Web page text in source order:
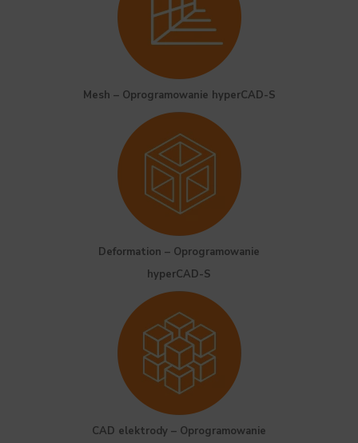
Mesh – Oprogramowanie hyperCAD-S
Deformation – Oprogramowanie
hyperCAD-S
CAD elektrody – Oprogramowanie